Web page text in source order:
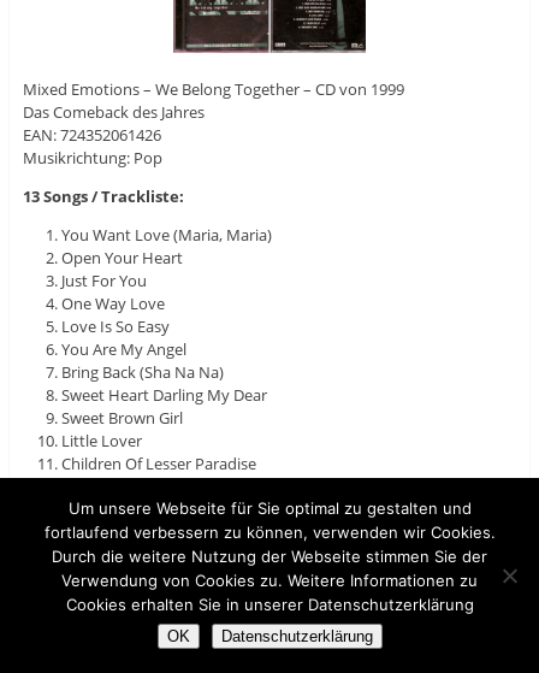
Mixed Emotions – We Belong Together – CD von 1999
Das Comeback des Jahres
EAN: 724352061426
Musikrichtung: Pop
13 Songs / Trackliste:
You Want Love (Maria, Maria)
Open Your Heart
Just For You
One Way Love
Love Is So Easy
You Are My Angel
Bring Back (Sha Na Na)
Sweet Heart Darling My Dear
Sweet Brown Girl
Little Lover
Children Of Lesser Paradise
Sentimentel Song.
Um unsere Webseite für Sie optimal zu gestalten und
fortlaufend verbessern zu können, verwenden wir Cookies.
Durch die weitere Nutzung der Webseite stimmen Sie der
Verwendung von Cookies zu. Weitere Informationen zu
Cookies erhalten Sie in unserer Datenschutzerklärung
OK Datenschutzerklärung